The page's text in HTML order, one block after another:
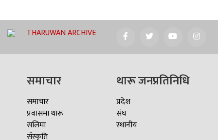
THARUWAN ARCHIVE
समाचार
समाचार
प्रवासमा थारू
सलिमा
सँस्कृति
थारू जनप्रतिनिधि
प्रदेश
संघ
स्थानीय